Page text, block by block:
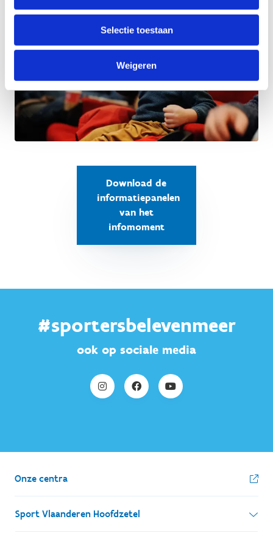
Selectie toestaan
Weigeren
Download de
informatiepanelen
van het
infomoment
#sportersbelevenmeer
ook op sociale media
Onze centra
Sport Vlaanderen Hoofdzetel